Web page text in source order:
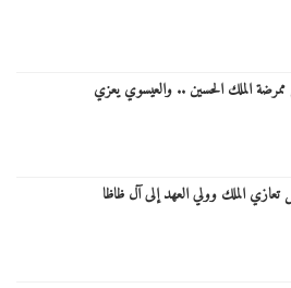
ممرضة الملك الحسين .. والعيسوي يعزي
تعازي الملك وولي العهد إلى آل ظاظا